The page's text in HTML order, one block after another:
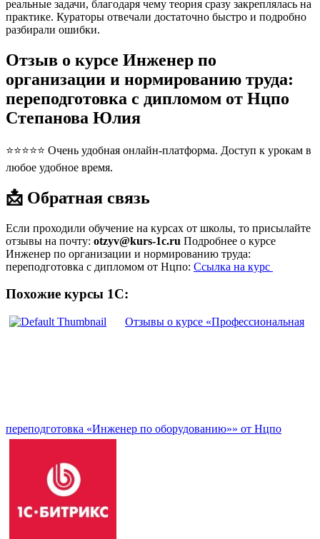
реальные задачи, благодаря чему теория сразу закреплялась на
практике. Кураторы отвечали достаточно быстро и подробно
разбирали ошибки.
Отзыв о курсе Инженер по
организации и нормированию труда:
переподготовка с дипломом от Нцпо
Степанова Юлия
⭐⭐⭐⭐⭐ Очень удобная онлайн-платформа. Доступ к урокам в
любое удобное время.
📩 Обратная связь
Если проходили обучение на курсах от школы, то присылайте
отзывы на почту: otzyv@kurs-1c.ru Подробнее о курсе
Инженер по организации и нормированию труда:
переподготовка с дипломом от Нцпо: Ссылка на курс
Похожие курсы 1С:
Отзывы о курсе «Профессиональная
переподготовка «Инженер по оборудованию»» от Нцпо